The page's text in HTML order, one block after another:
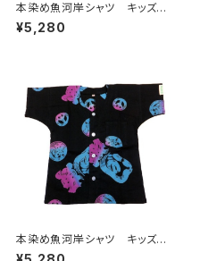
本染め魚河岸シャツ キッズ用1
10サイズ 認定証付き 木綿
晒 平和柄 黒×ジャマイカグ
ツ てぬぐいシャツ 濱いちシャ
ツ 焼津 浜通り 港町
¥5,280
本染め魚河岸シャツ キッズ用1
10サイズ 認定証付き 木綿